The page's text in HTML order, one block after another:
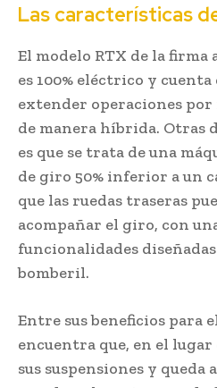
Las características
El modelo RTX de la firma
es 100% eléctrico y
extender operaciones por
de manera híbrida. Otras
es que se trata de una
de giro 50% inferior a un
que las ruedas traseras
acompañar el giro, con
funcionalidades
bomberil.
Entre sus beneficios para
encuentra que, en el lugar
sus suspensiones y